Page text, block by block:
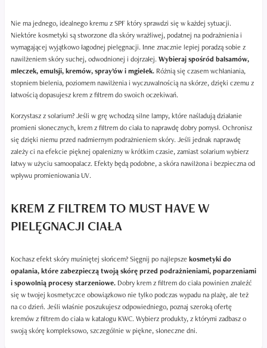
Nie ma jednego, idealnego kremu z SPF który sprawdzi się w każdej sytuacji.
Niektóre kosmetyki są stworzone dla skóry wrażliwej, podatnej na podrażnienia i
wymagającej wyjątkowo łagodnej pielęgnacji. Inne znacznie lepiej poradzą sobie z
nawilżeniem skóry suchej, odwodnionej i dojrzałej. Wybieraj spośród balsamów,
mleczek, emulsji, kremów, spray’ów i mgiełek. Różnią się czasem wchłaniania,
stopniem bielenia, poziomem nawilżenia i wyczuwalnością na skórze, dzięki czemu z
łatwością dopasujesz krem z filtrem do swoich oczekiwań.
Korzystasz z solarium? Jeśli w grę wchodzą silne lampy, które naśladują działanie
promieni słonecznych, krem z filtrem do ciała to naprawdę dobry pomysł. Ochronisz
się dzięki niemu przed nadmiernym podrażnieniem skóry. Jeśli jednak naprawdę
zależy ci na efekcie pięknej opalenizny w krótkim czasie, zamiast solarium wybierz
łatwy w użyciu samoopalacz. Efekty będą podobne, a skóra nawilżona i bezpieczna od
wpływu promieniowania UV.
KREM Z FILTREM TO MUST HAVE W
PIELĘGNACJI CIAŁA
Kochasz efekt skóry muśniętej słońcem? Sięgnij po najlepszekosmetyki do
opalania, które zabezpieczą twoją skórę przed podrażnieniami, poparzeniami
i spowolnią procesy starzeniowe. Dobry krem z filtrem do ciała powinien znaleźć
się w twojej kosmetyczce obowiązkowo nie tylko podczas wypadu na plażę, ale też
na co dzień. Jeśli właśnie poszukujesz odpowiedniego, poznaj szeroką ofertę
kremów z filtrem do ciała w katalogu KWC. Wybierz produkty, z którymi zadbasz o
swoją skórę kompleksowo, szczególnie w piękne, słoneczne dni.